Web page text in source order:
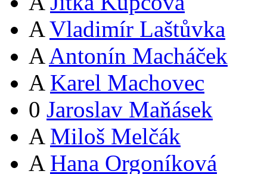
A Vladimír Laštůvka
A Antonín Macháček
A Karel Machovec
0 Jaroslav Maňásek
A Miloš Melčák
A Hana Orgoníková